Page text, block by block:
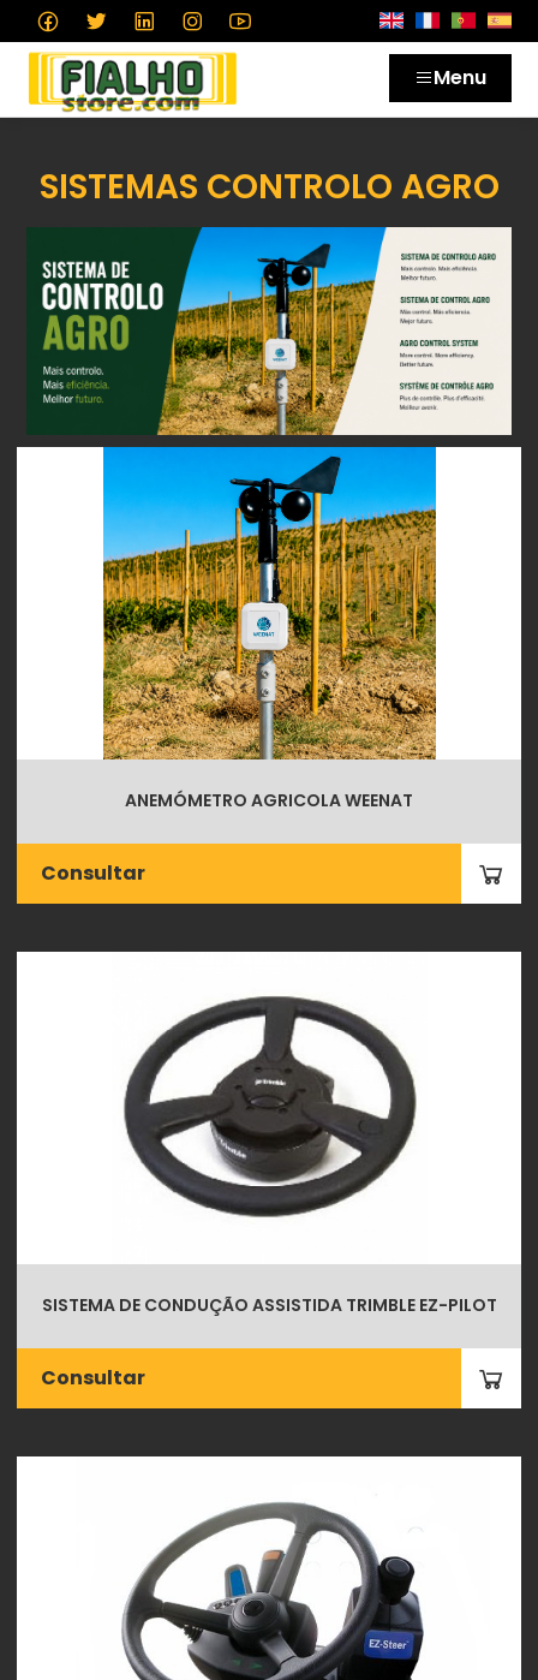
Menu
SISTEMAS CONTROLO AGRO
ANEMÓMETRO AGRICOLA WEENAT
Consultar
SISTEMA DE CONDUÇÃO ASSISTIDA TRIMBLE EZ-PILOT
Consultar